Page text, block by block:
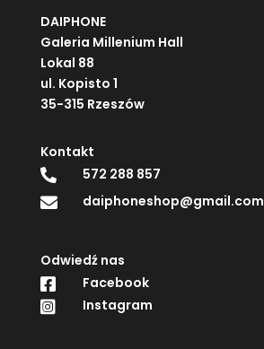
DAIPHONE
Galeria Millenium Hall
Lokal 88
ul. Kopisto 1
35-315 Rzeszów
Kontakt
 572 288 857
 daiphoneshop@gmail.com
Odwiedź nas
 Facebook
 Instagram